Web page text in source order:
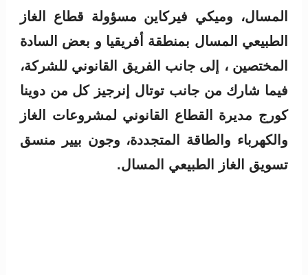
المسال، وميكي فيركاين مسؤولة قطاع الغاز
الطبيعي المسال بمنطقة أفريقيا و بعض السادة
المختصين ، إلى جانب الفريق القانوني للشركة،
فيما شارك من جانب توتال إنرجيز كل من دوينا
كورج مديرة القطاع القانوني لمشروعات الغاز
والكهرباء والطاقة المتجددة، وجون بيير منسق
تسويق الغاز الطبيعي المسال.